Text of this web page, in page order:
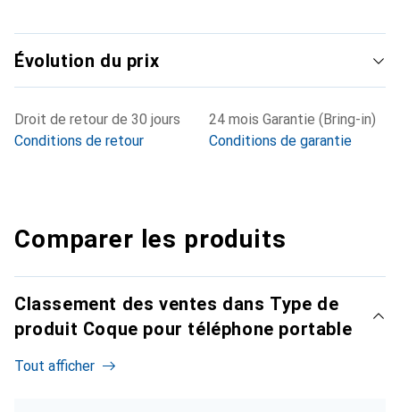
Évolution du prix
Droit de retour de 30 jours
Conditions de retour
24 mois Garantie (Bring-in)
Conditions de garantie
Comparer les produits
Classement des ventes dans Type de
produit Coque pour téléphone portable
Tout afficher